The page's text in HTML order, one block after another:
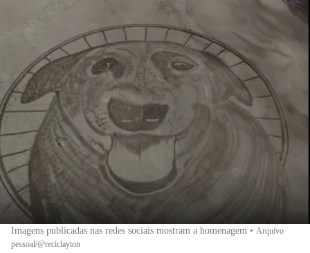
Imagens publicadas nas redes sociais mostram a homenagem • Arquivo
pessoal/@reciclayton